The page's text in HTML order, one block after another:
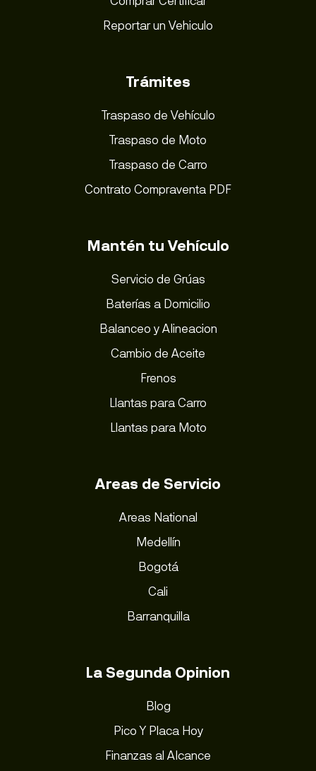
Reportar un Vehiculo
Trámites
Traspaso de Vehículo
Traspaso de Moto
Traspaso de Carro
Contrato Compraventa PDF
Mantén tu Vehículo
Servicio de Grúas
Baterías a Domicilio
Balanceo y Alineacion
Cambio de Aceite
Frenos
Llantas para Carro
Llantas para Moto
Areas de Servicio
Areas National
Medellín
Bogotá
Cali
Barranquilla
La Segunda Opinion
Blog
Pico Y Placa Hoy
Finanzas al Alcance